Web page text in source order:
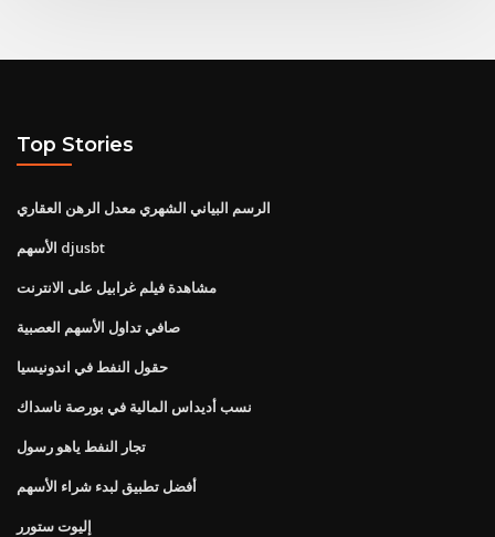
Top Stories
الرسم البياني الشهري معدل الرهن العقاري
الأسهم djusbt
مشاهدة فيلم غرابيل على الانترنت
صافي تداول الأسهم العصبية
حقول النفط في اندونيسيا
نسب أديداس المالية في بورصة ناسداك
تجار النفط ياهو رسول
أفضل تطبيق لبدء شراء الأسهم
إليوت ستورر